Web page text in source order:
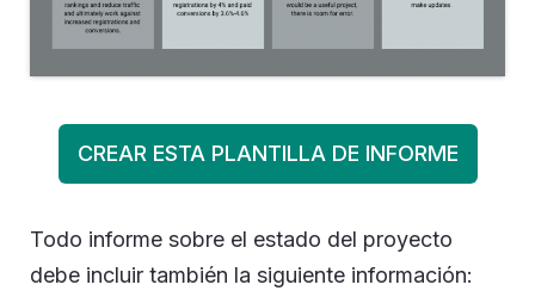
CREAR ESTA PLANTILLA DE INFORME
Todo informe sobre el estado del proyecto
debe incluir también la siguiente información: